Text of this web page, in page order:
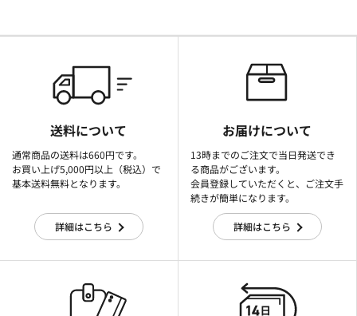
送料について
通常商品の送料は660円です。
お買い上げ5,000円以上（税込）で
基本送料無料となります。
詳細はこちら
お届けについて
13時までのご注文で当日発送でき
る商品がございます。
会員登録していただくと、ご注文手
続きが簡単になります。
詳細はこちら